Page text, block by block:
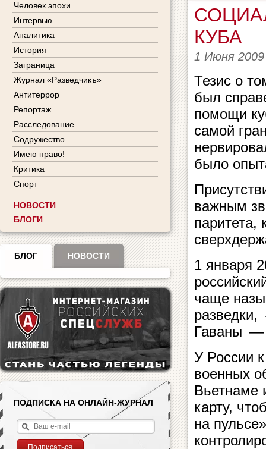
Человек эпохи
Интервью
Аналитика
История
Заграница
Журнал «Разведчикъ»
Антитеррор
Репортаж
Расследование
Содружество
Имею право!
Критика
Спорт
НОВОСТИ
БЛОГИ
БЛОГ НОВОСТИ
ПОДПИСКА НА ОНЛАЙН-ЖУРНАЛ
КУБА
1 Июня 2009
Тезис о
был
помощи
самой
было
важным
паритета,
1 января
чаще
Гаваны —
У России
военных
Вьетнаме
карту,
на